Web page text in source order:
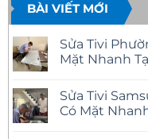
BÀI VIẾT MỚI
Sửa Tivi
Mặt Nhanh
bình
luận
ở
Sửa Tivi
Có Mặt